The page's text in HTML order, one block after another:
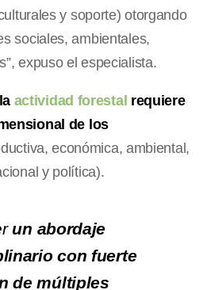
y soporte) otorgando
sociales, ambientales,
expuso el especialista.
la actividad forestal requiere
de los
económica, ambiental,
y política).
un abordaje
con fuerte
de múltiples